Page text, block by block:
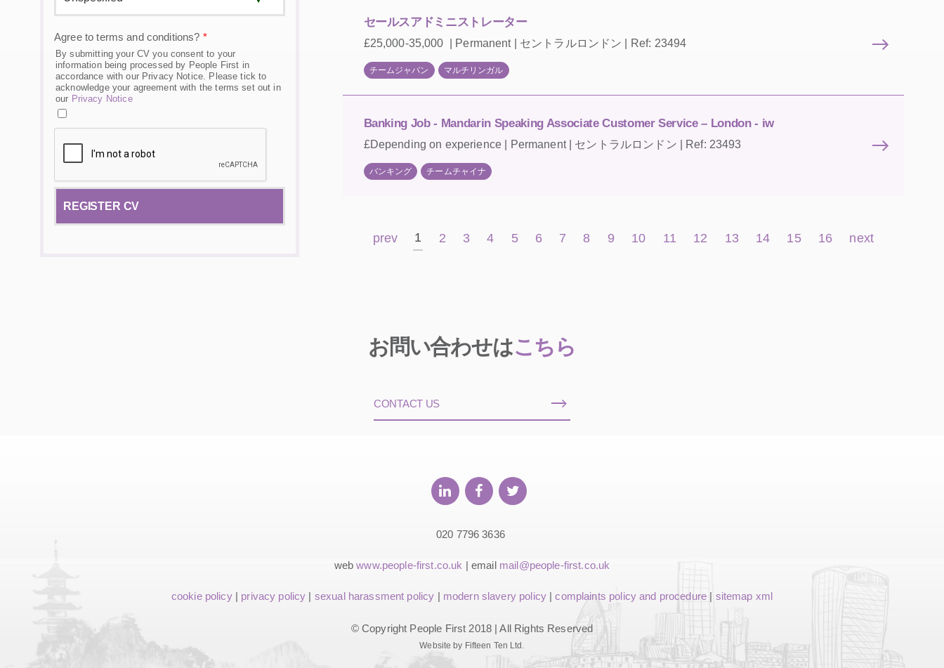
セールスアドミニストレーター
£25,000-35,000 | Permanent | セントラルロンドン | Ref: 23494
チームジャパン マルチリンガル
Banking Job - Mandarin Speaking Associate Customer Service – London - iw
£Depending on experience | Permanent | セントラルロンドン | Ref: 23493
バンキング チームチャイナ
prev 1 2 3 4 5 6 7 8 9 10 11 12 13 14 15 16 next
Agree to terms and conditions? *
By submitting your CV you consent to your
information being processed by People First in
accordance with our Privacy Notice. Please tick to
acknowledge your agreement with the terms set out in
our Privacy Notice
お問い合わせはこちら
CONTACT US
020 7796 3636
webwww.people-first.co.uk | email mail@people-first.co.uk
cookie policy| privacy policy | sexual harassment policy | modern slavery policy|complaints policy and procedure | sitemap xml
© Copyright People First 2018 | All Rights Reserved
Website by Fifteen Ten Ltd.